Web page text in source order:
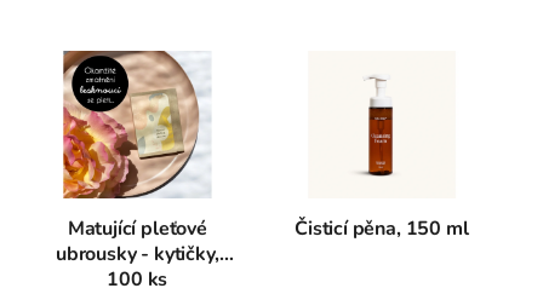
Matující pleťové
ubrousky - kytičky,
100 ks
Čisticí pěna, 150 ml